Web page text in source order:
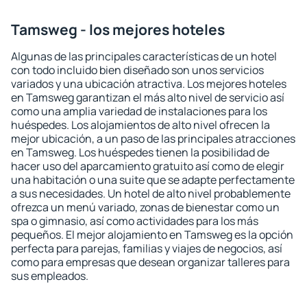
Tamsweg - los mejores hoteles
Algunas de las principales características de un hotel
con todo incluido bien diseñado son unos servicios
variados y una ubicación atractiva. Los mejores hoteles
en Tamsweg garantizan el más alto nivel de servicio así
como una amplia variedad de instalaciones para los
huéspedes. Los alojamientos de alto nivel ofrecen la
mejor ubicación, a un paso de las principales atracciones
en Tamsweg. Los huéspedes tienen la posibilidad de
hacer uso del aparcamiento gratuito así como de elegir
una habitación o una suite que se adapte perfectamente
a sus necesidades. Un hotel de alto nivel probablemente
ofrezca un menú variado, zonas de bienestar como un
spa o gimnasio, así como actividades para los más
pequeños. El mejor alojamiento en Tamsweg es la opción
perfecta para parejas, familias y viajes de negocios, así
como para empresas que desean organizar talleres para
sus empleados.